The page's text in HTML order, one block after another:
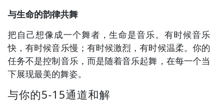
与生命的韵律共舞
把自己想像成一个舞者，生命是音乐。有时候音乐
快，有时候音乐慢；有时候激烈，有时候温柔。你的
任务不是控制音乐，而是随着音乐起舞，在每一个当
下展现最美的舞姿。
与你的5-15通道和解